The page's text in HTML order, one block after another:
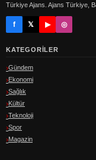
Türkiye Ajans. Ajans Türkiye,
f 𝕏 ▶ ◎
KATEGORILER
Gündem
Ekonomi
Sağlık
Kültür
Teknoloji
Spor
Magazin